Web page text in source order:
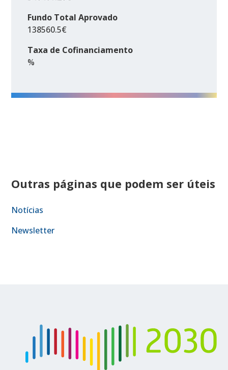
Fundo Total Aprovado
138560.5€
Taxa de Cofinanciamento
%
Outras páginas que podem ser úteis
Notícias
Newsletter